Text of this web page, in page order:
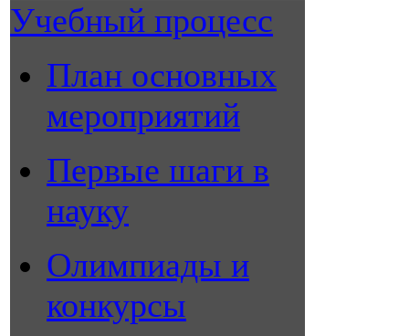
Учебный процесс
План основных
мероприятий
Первые шаги в
науку
Олимпиады и
конкурсы